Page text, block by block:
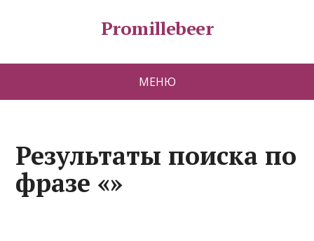
Promillebeer
МЕНЮ
Результаты поиска по
фразе «»